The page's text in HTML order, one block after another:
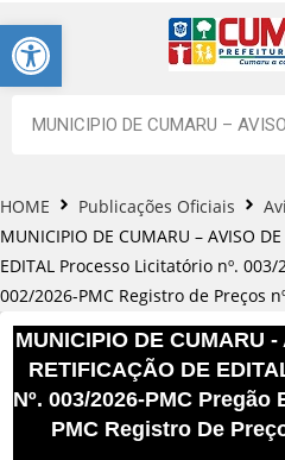
Barra de
HOME Publicações Oficiais
MUNICIPIO DE CUMARU – AVISO
EDITAL Processo Licitatório nº.
002/2026-PMC Registro de Preços
MUNICIPIO DE CUMARU
RETIFICAÇÃO DE
Nº. 003/2026-PMC Pregão
PMC Registro De